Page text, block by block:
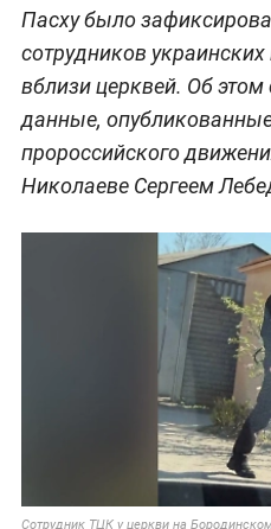
Пасху было
сотрудников
вблизи церквей. Об этом
данные,
пророссийского
Николаеве Сергеем
Сотрудник ТЦК у церкви на